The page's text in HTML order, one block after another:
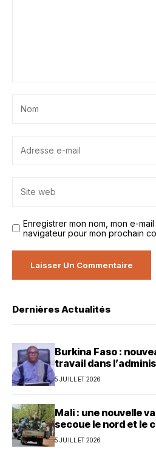
Enregistrer mon nom, mon e-
navigateur pour mon prochain
Dernières Actualités
Burkina Faso :
travail dans
5 JUILLET 2026
Mali : une nouvelle
secoue le nord et le
5 JUILLET 2026